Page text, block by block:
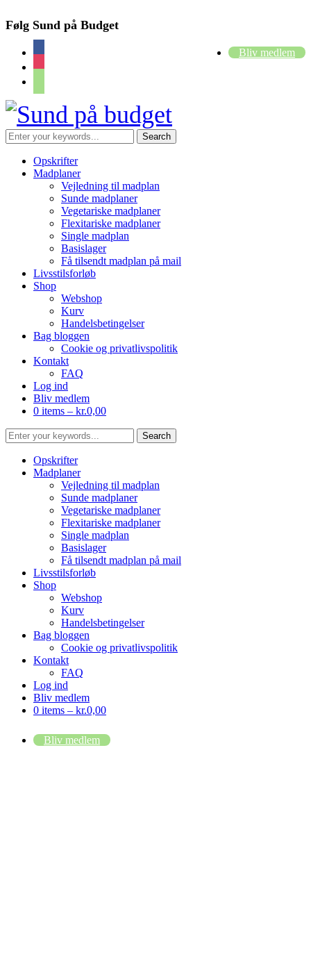
Følg Sund på Budget
Bliv medlem
Opskrifter
Madplaner
Vejledning til madplan
Sunde madplaner
Vegetariske madplaner
Flexitariske madplaner
Single madplan
Basislager
Få tilsendt madplan på mail
Livsstilsforløb
Shop
Webshop
Kurv
Handelsbetingelser
Bag bloggen
Cookie og privatlivspolitik
Kontakt
FAQ
Log ind
Bliv medlem
0 items – kr.0,00
Opskrifter
Madplaner
Vejledning til madplan
Sunde madplaner
Vegetariske madplaner
Flexitariske madplaner
Single madplan
Basislager
Få tilsendt madplan på mail
Livsstilsforløb
Shop
Webshop
Kurv
Handelsbetingelser
Bag bloggen
Cookie og privatlivspolitik
Kontakt
FAQ
Log ind
Bliv medlem
0 items – kr.0,00
Bliv medlem